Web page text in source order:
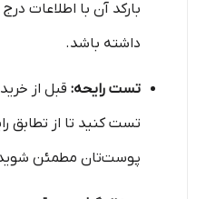
بارکد آن با اطلاعات
داشته باشد.
تست رایحه: قبل از
تست کنید تا از تطابق
پوست‌تان مطمئن